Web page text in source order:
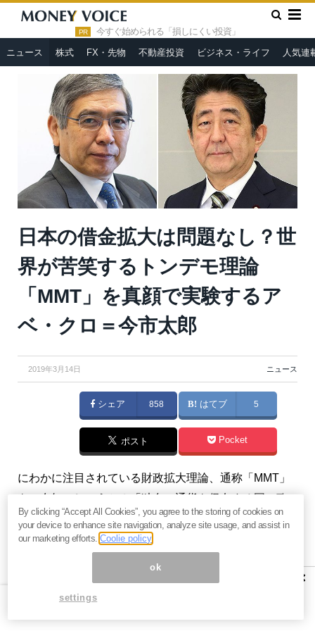
PR 今すぐ始められる「損しにくい投資」
ニュース 株式 FX・先物 不動産投資 ビジネス・ライフ 人気連
HOME » ニュース »
日本の借金拡大は問題なし？世界が苦笑す
るトンデモ理論「MMT」を真顔で実験するアベ・クロ＝今市太郎
日本の借金拡大は問題なし？世
界が苦笑するトンデモ理論
「MMT」を真顔で実験するア
ベ・クロ＝今市太郎
2019年3月14日 ニュース
シェア 858 はてブ 5
ポスト Pocket
にわかに注目されている財政拡大理論、通称「MMT」
をご存知でしょうか？「独自の通貨を保有する国の政
府は、通貨を限度なく発行できることから、デフォル
トに陥ることはなく、政府債務残高がどれだけ増加し
で笑うこのトンデモ理論を、すでに実行に移している
国があります。（『
郎）
×
By clicking “Accept All Cookies”, you agree to the storing of cookies on
your device to enhance site navigation, analyze site usage, and assist in
our marketing efforts.Coolie policy
ok
settings